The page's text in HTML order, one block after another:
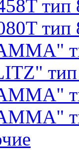
тип
тип